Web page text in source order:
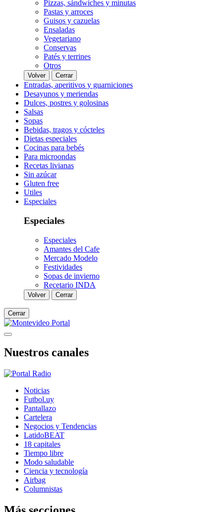
Pizzas, sándwiches y minutas
Pastas y arroces
Guisos y cazuelas
Ensaladas
Vegetariano
Conservas
Patés y terrines
Otros
Volver Cerrar
Entradas, aperitivos y guarniciones
Desayunos y meriendas
Dulces, postres y golosinas
Salsas
Sopas
Bebidas, tragos y cócteles
Dietas especiales
Cocinas para bebés
Para microondas
Recetas livianas
Sin azúcar
Gluten free
Utiles
Especiales
Especiales
Especiales
Amantes del Cafe
Mercado Modelo
Festividades
Sopas de invierno
Recetario INDA
Volver Cerrar
Cerrar
Nuestros canales
Noticias
Futbol.uy
Pantallazo
Cartelera
Negocios y Tendencias
LatidoBEAT
18 capitales
Tiempo libre
Modo saludable
Ciencia y tecnología
Airbag
Columnistas